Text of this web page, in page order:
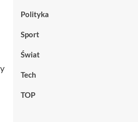
Polityka
Sport
Świat
Tech
TOP